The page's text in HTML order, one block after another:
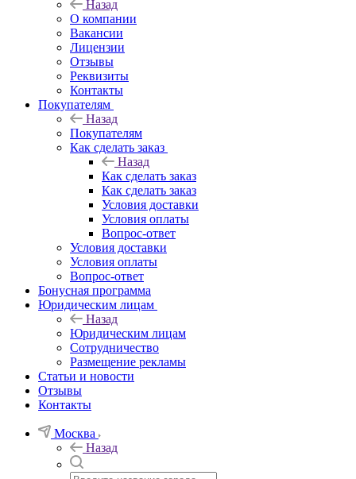
Назад
О компании
Вакансии
Лицензии
Отзывы
Реквизиты
Контакты
Покупателям
Назад
Покупателям
Как сделать заказ
Назад
Как сделать заказ
Как сделать заказ
Условия доставки
Условия оплаты
Вопрос-ответ
Условия доставки
Условия оплаты
Вопрос-ответ
Бонусная программа
Юридическим лицам
Назад
Юридическим лицам
Сотрудничество
Размещение рекламы
Статьи и новости
Отзывы
Контакты
Москва
Назад